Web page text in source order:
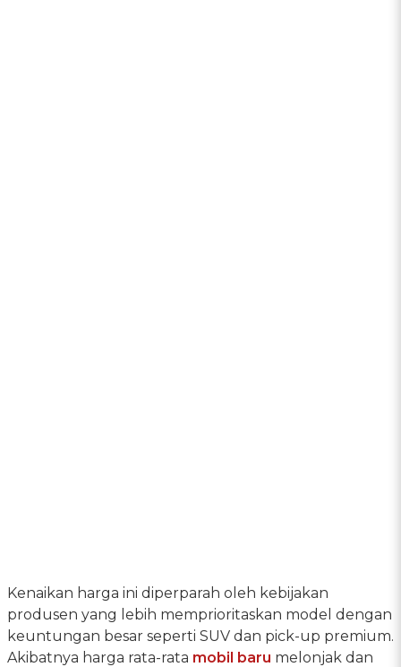
Kenaikan harga ini diperparah oleh kebijakan
produsen yang lebih memprioritaskan model dengan
keuntungan besar seperti SUV dan pick-up premium.
Akibatnya harga rata-rata mobil baru melonjak dan